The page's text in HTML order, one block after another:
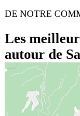
DE NOTRE
Les
autour de